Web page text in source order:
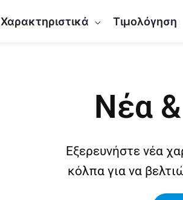
Χαρακτηριστικά Τιμολόγηση
Νέα
Εξερευνήστε νέα
κόλπα για να